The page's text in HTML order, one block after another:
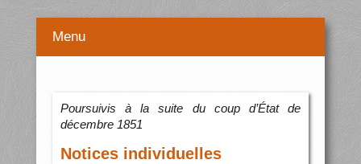
Menu
Poursuivis à la suite du coup d’État de
décembre 1851
Notices individuelles